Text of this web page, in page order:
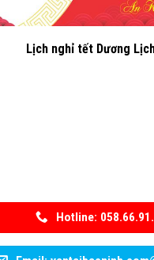
Lịch nghỉ tết Dương
Hotline: